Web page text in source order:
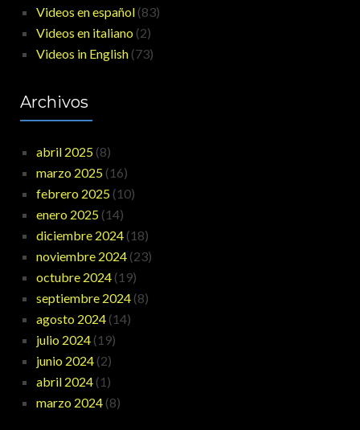
Videos en español (83)
Videos en italiano (2)
Videos in English (73)
Archivos
abril 2025 (8)
marzo 2025 (16)
febrero 2025 (10)
enero 2025 (14)
diciembre 2024 (18)
noviembre 2024 (23)
octubre 2024 (19)
septiembre 2024 (8)
agosto 2024 (14)
julio 2024 (19)
junio 2024 (2)
abril 2024 (1)
marzo 2024 (8)